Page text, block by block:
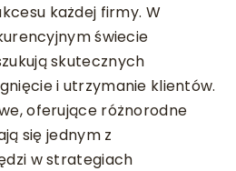
każdej firmy. W
świecie
skutecznych
i utrzymanie klientów.
oferujące różnorodne
się jednym z
w strategiach